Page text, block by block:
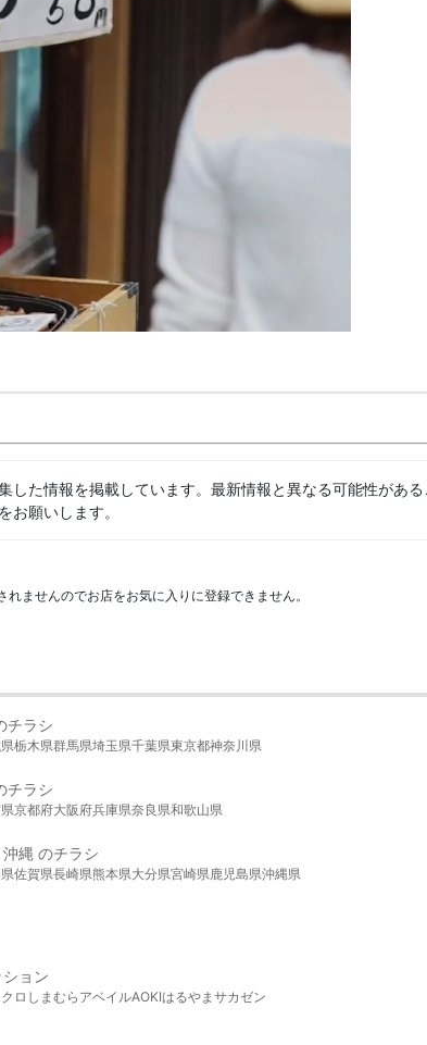
た情報を掲載しています。最新情報と異なる可能性があ
お願いします。
ませんのでお店をお気に入りに登録できません。
チラシ
栃木県群馬県埼玉県千葉県東京都神奈川県
チラシ
京都府大阪府兵庫県奈良県和歌山県
縄 のチラシ
佐賀県長崎県熊本県大分県宮崎県鹿児島県沖縄県
ョン
ロ しまむら アベイルAOKIはるやま サカゼン